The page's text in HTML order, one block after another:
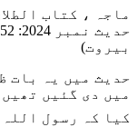
ماجہ ، کتاب
بیروت)
حدیث میں یہ بات
میں دی گئیں
کیا کہ رسول